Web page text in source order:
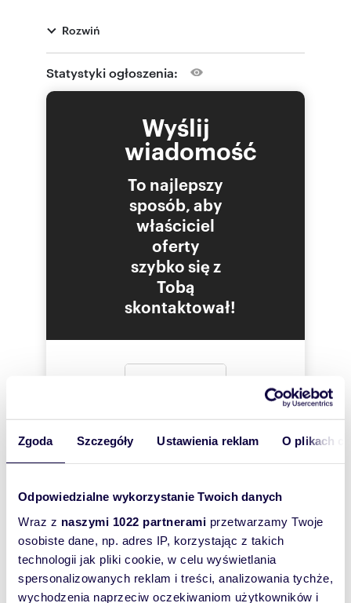
Zgoda Szczegóły Ustawienia reklam O plikach
Odpowiedzialne wykorzystanie Twoich danych
Wraz z naszymi 1022 partnerami przetwarzamy Twoje
osobiste dane, np. adres IP, korzystając z takich
technologii jak pliki cookie, w celu wyświetlania
spersonalizowanych reklam i treści, analizowania tychże,
wychodzenia naprzeciw oczekiwaniom użytkowników i
Oferta wysłana z programu IMO dla biur
nieruchomości
Numer oferty: 20071
Nr licencji zawodowej: 1555
Rozwiń
Statystyki ogłoszenia:
Wyślij
wiadomość
To najlepszy
sposób, aby
właściciel
oferty
szybko się z
Tobą
skontaktował!
Szukam najtańszego